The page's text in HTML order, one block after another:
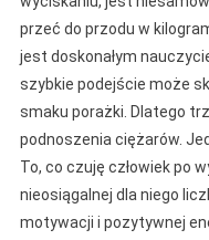
przeć do przodu w
jest doskonałym
szybkie podejście może
smaku porażki. Dlatego
podnoszenia ciężarów.
To, co czuję człowiek po
nieosiągalnej dla niego
motywacji i pozytywnej